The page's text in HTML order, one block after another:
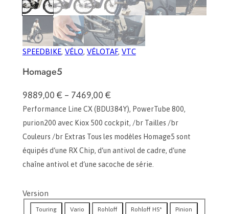
SPEEDBIKE, VÉLO, VÉLOTAF, VTC
Homage5
7469,00 €
–
9889,00 €
P
l
a
g
e
d
p
r
Performance Line CX (BDU384Y), PowerTube 800,
purion200 avec Kiox 500 cockpit, /br Tailles /br
Couleurs /br Extras Tous les modèles Homage5 sont
équipés d‘une RX Chip, d‘un antivol de cadre, d‘une
chaîne antivol et d‘une sacoche de série.
Version
Touring Vario Rohloff Rohloff HS*
Pinion